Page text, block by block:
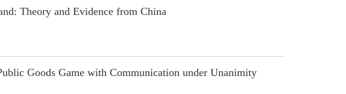
Theory and Evidence from China
Goods Game with Communication under Unanimity